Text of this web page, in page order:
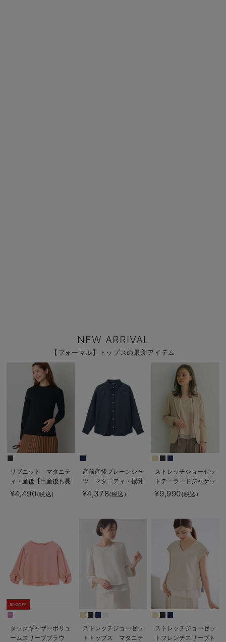
NEW ARRIVAL
【フォーマル】トップスの最新アイテム
リブニット マタニテ
ィ・産後【出産後も長
く使える】
¥4,490(税込)
産前産後プレーンシャ
ツ マタニティ・授乳
服【出産後も長く使え
る】
¥4,378(税込)
ストレッチジョーゼッ
トテーラードジャケッ
ト【産前産後対応】
¥9,990(税込)
50%OFF
タックギャザーボリュ
ームスリーブブラウ
ストレッチジョーゼッ
トトップス マタニテ
ストレッチジョーゼッ
トフレンチスリーブト